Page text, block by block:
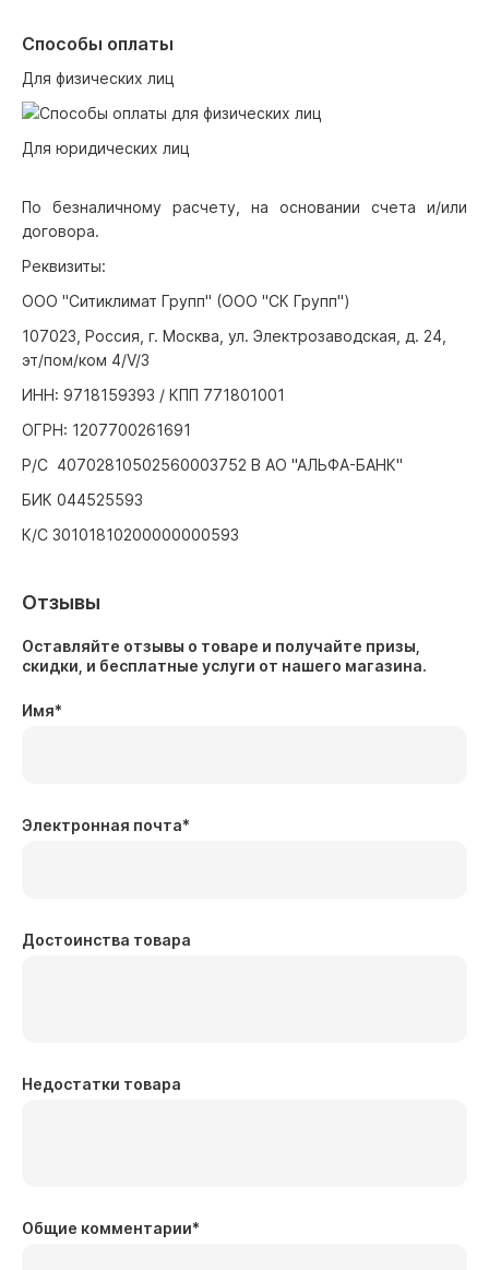
Способы оплаты
Для физических лиц
Для юридических лиц
По безналичному расчету, на основании счета и/или
договора.
Реквизиты:
ООО "Ситиклимат Групп" (ООО "СК Групп")
107023, Россия, г. Москва, ул. Электрозаводская, д. 24,
эт/пом/ком 4/V/3
ИНН: 9718159393 / КПП 771801001
ОГРН: 1207700261691
Р/С 40702810502560003752 В АО "АЛЬФА-БАНК"
БИК 044525593
К/С 30101810200000000593
Отзывы
Оставляйте отзывы о товаре и получайте призы,
скидки, и бесплатные услуги от нашего магазина.
Имя*
Электронная почта*
Достоинства товара
Недостатки товара
Общие комментарии*